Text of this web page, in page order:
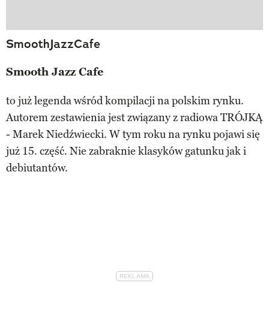
SmoothJazzCafe
Smooth Jazz Cafe
to już legenda wśród kompilacji na polskim rynku.
Autorem zestawienia jest związany z radiowa TRÓJKĄ
- Marek Niedźwiecki. W tym roku na rynku pojawi się
już 15. część. Nie zabraknie klasyków gatunku jak i
debiutantów.